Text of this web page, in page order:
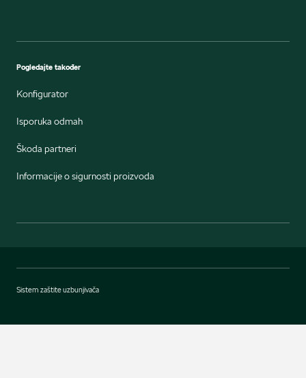
Pogledajte također
Konfigurator
Isporuka odmah
Škoda partneri
Informacije o sigurnosti proizvoda
Sistem zaštite uzbunjivača